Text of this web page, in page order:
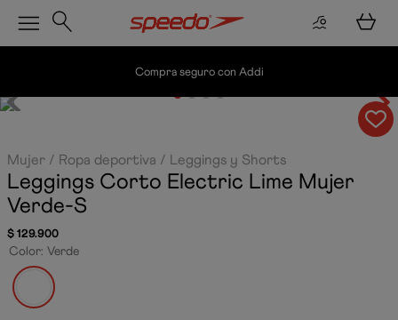
Compra seguro con Addi
Mujer Ropa deportiva Leggings y Shorts
Leggings Corto Electric Lime Mujer
Verde-S
$129.900
Color: Verde